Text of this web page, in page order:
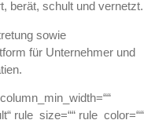
berät, schult und vernetzt.
sowie
für Unternehmer und
rule_size=““ rule_color=““